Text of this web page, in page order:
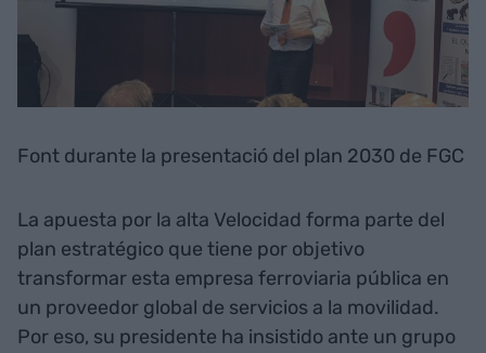
Font durante la presentació del plan 2030 de FGC
La apuesta por la alta Velocidad forma parte del
plan estratégico que tiene por objetivo
transformar esta empresa ferroviaria pública en
un proveedor global de servicios a la movilidad.
Por eso, su presidente ha insistido ante un grupo